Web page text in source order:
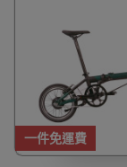
一件免運費